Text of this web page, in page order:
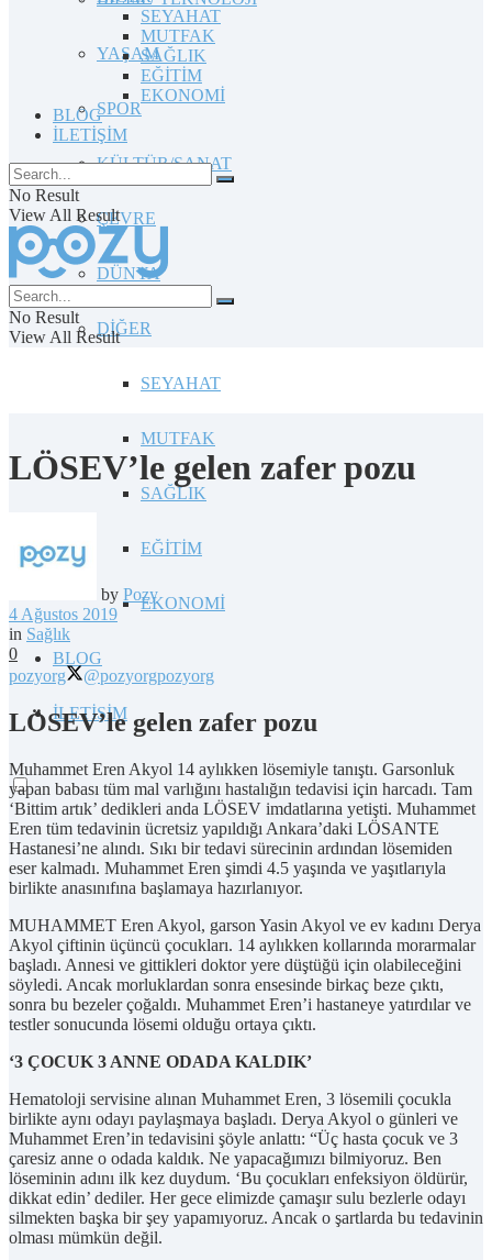
YAŞAM
SPOR
KÜLTÜR/SANAT
ÇEVRE
DÜNYA
DİĞER
SEYAHAT
MUTFAK
SAĞLIK
EĞİTİM
EKONOMİ
BLOG
İLETİŞİM
SEYAHAT
MUTFAK
SAĞLIK
EĞİTİM
EKONOMİ
BLOG
İLETİŞİM
No Result
View All Result
No Result
View All Result
LÖSEV’le gelen zafer pozu
by Pozy
4 Ağustos 2019
in Sağlık
0
pozyorg
@pozyorgpozyorg
LÖSEV’le gelen zafer pozu
Muhammet Eren Akyol 14 aylıkken lösemiyle tanıştı. Garsonluk
yapan babası tüm mal varlığını hastalığın tedavisi için harcadı. Tam
‘Bittim artık’ dedikleri anda LÖSEV imdatlarına yetişti. Muhammet
Eren tüm tedavinin ücretsiz yapıldığı Ankara’daki LÖSANTE
Hastanesi’ne alındı. Sıkı bir tedavi sürecinin ardından lösemiden
eser kalmadı. Muhammet Eren şimdi 4.5 yaşında ve yaşıtlarıyla
birlikte anasınıfına başlamaya hazırlanıyor.
MUHAMMET Eren Akyol, garson Yasin Akyol ve ev kadını Derya
Akyol çiftinin üçüncü çocukları. 14 aylıkken kollarında morarmalar
başladı. Annesi ve gittikleri doktor yere düştüğü için olabileceğini
söyledi. Ancak morluklardan sonra ensesinde birkaç beze çıktı,
sonra bu bezeler çoğaldı. Muhammet Eren’i hastaneye yatırdılar ve
testler sonucunda lösemi olduğu ortaya çıktı.
‘3 ÇOCUK 3 ANNE ODADA KALDIK’
Hematoloji servisine alınan Muhammet Eren, 3 lösemili çocukla
birlikte aynı odayı paylaşmaya başladı. Derya Akyol o günleri ve
Muhammet Eren’in tedavisini şöyle anlattı: “Üç hasta çocuk ve 3
çaresiz anne o odada kaldık. Ne yapacağımızı bilmiyoruz. Ben
löseminin adını ilk kez duydum. ‘Bu çocukları enfeksiyon öldürür,
dikkat edin’ dediler. Her gece elimizde çamaşır sulu bezlerle odayı
silmekten başka bir şey yapamıyoruz. Ancak o şartlarda bu tedavinin
olması mümkün değil.